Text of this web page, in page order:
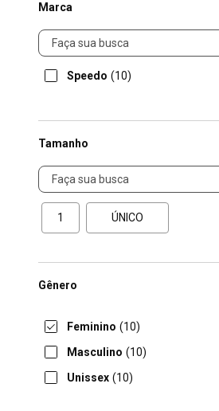
Marca
Marca
Speedo (10)
Tamanho
Tamanho
1 ÚNICO
Gênero
Feminino (10)
Masculino (10)
Unissex (10)